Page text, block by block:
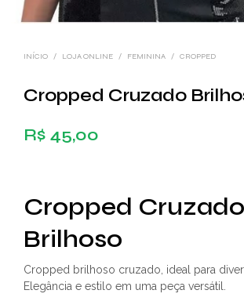
INÍCIO / LOJA ONLINE / FEMININA / CROPPED
Cropped Cruzado
R$ 45,00
Cropped Cruzado
Brilhoso
Cropped brilhoso cruzado, ideal para
Elegância e estilo em uma peça versátil.